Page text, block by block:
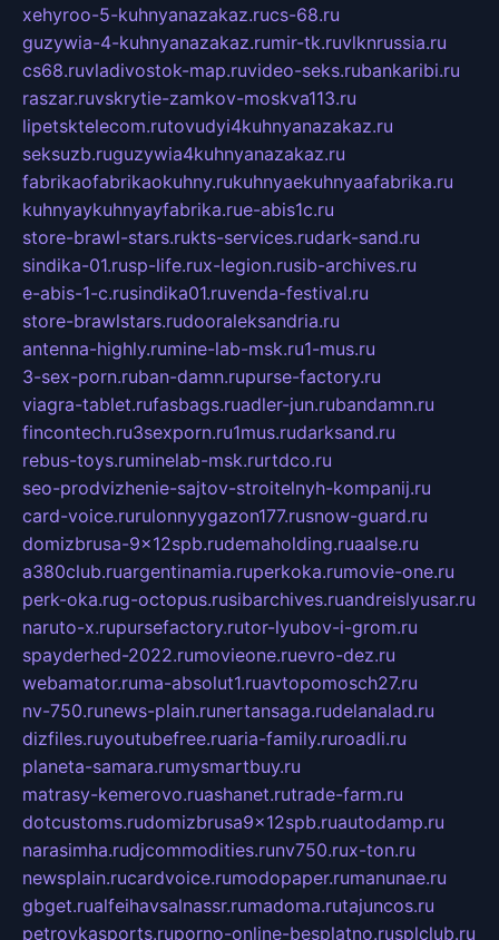
xehyroo-5-kuhnyanazakaz.rucs-68.ru
guzywia-4-kuhnyanazakaz.rumir-tk.ruvlknrussia.ru
cs68.ruvladivostok-map.ruvideo-seks.rubankaribi.ru
raszar.ruvskrytie-zamkov-moskva113.ru
lipetsktelecom.rutovudyi4kuhnyanazakaz.ru
seksuzb.ruguzywia4kuhnyanazakaz.ru
fabrikaofabrikaokuhny.rukuhnyaekuhnyaafabrika.ru
kuhnyaykuhnyayfabrika.rue-abis1c.ru
store-brawl-stars.rukts-services.rudark-sand.ru
sindika-01.rusp-life.rux-legion.rusib-archives.ru
e-abis-1-c.rusindika01.ruvenda-festival.ru
store-brawlstars.rudooraleksandria.ru
antenna-highly.rumine-lab-msk.ru1-mus.ru
3-sex-porn.ruban-damn.rupurse-factory.ru
viagra-tablet.rufasbags.ruadler-jun.rubandamn.ru
fincontech.ru3sexporn.ru1mus.rudarksand.ru
rebus-toys.ruminelab-msk.rurtdco.ru
seo-prodvizhenie-sajtov-stroitelnyh-kompanij.ru
card-voice.rurulonnyygazon177.rusnow-guard.ru
domizbrusa-9x12spb.rudemaholding.ruaalse.ru
a380club.ruargentinamia.ruperkoka.rumovie-one.ru
perk-oka.rug-octopus.rusibarchives.ruandreislyusar.ru
naruto-x.rupursefactory.rutor-lyubov-i-grom.ru
spayderhed-2022.rumovieone.ruevro-dez.ru
webamator.ruma-absolut1.ruavtopomosch27.ru
nv-750.runews-plain.runertansaga.rudelanalad.ru
dizfiles.ruyoutubefree.ruaria-family.ruroadli.ru
planeta-samara.rumysmartbuy.ru
matrasy-kemerovo.ruashanet.rutrade-farm.ru
dotcustoms.rudomizbrusa9x12spb.ruautodamp.ru
narasimha.rudjcommodities.runv750.rux-ton.ru
newsplain.rucardvoice.rumodopaper.rumanunae.ru
gbget.rualfeihavsalnassr.rumadoma.rutajuncos.ru
petrovkasports.ruporno-online-besplatno.rusplclub.ru